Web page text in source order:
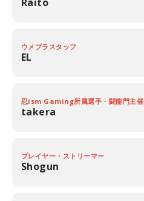
ウメブラスタッフ
EL
忍ism Gaming所属選手・闘龍門主催
takera
プレイヤー・ストリーマー
Shogun